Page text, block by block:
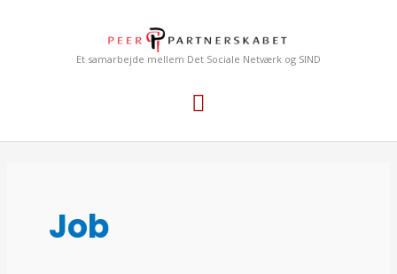
Et samarbejde mellem Det Sociale Netværk og SIND
Hovedmenu
Job